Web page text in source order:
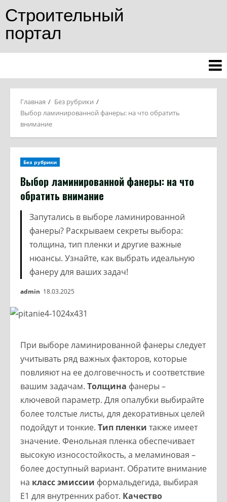
Строительный
портал
Главная
Без рубрики
Выбор ламинированной фанеры: на что обратить
внимание
Без рубрики
Выбор ламинированной фанеры: на что
обратить внимание
Запутались в выборе ламинированной
фанеры? Раскрываем секреты выбора:
толщина, тип пленки и другие важные
нюансы. Узнайте, как выбрать идеальную
фанеру для ваших задач!
admin 18.03.2025
При выборе ламинированной фанеры следует
учитывать ряд важных факторов, которые
повлияют на ее долговечность и соответствие
вашим задачам. Толщина фанеры –
ключевой параметр. Для опалубки выбирайте
более толстые листы, для декоративных целей
подойдут и тонкие. Тип пленки также имеет
значение. Фенольная пленка обеспечивает
высокую износостойкость, а меламиновая –
более доступный вариант. Обратите внимание
на класс эмиссии формальдегида, выбирая
E1 для внутренних работ. Качество